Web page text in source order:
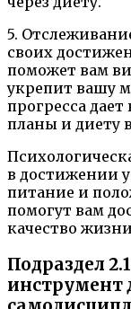
5.
своих
поможет вам
укрепит вашу
прогресса
планы и диету
в достижении
питание и
помогут вам
качество
Подраздел
инструмент